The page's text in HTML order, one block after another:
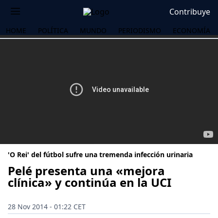
Contribuye
HOME POLÍTICA MUNDO PERIODISMO ECONOMÍA
'O Rei' del fútbol sufre una tremenda infección urinaria
Pelé presenta una «mejora
clínica» y continúa en la UCI
28 Nov 2014 - 01:22 CET